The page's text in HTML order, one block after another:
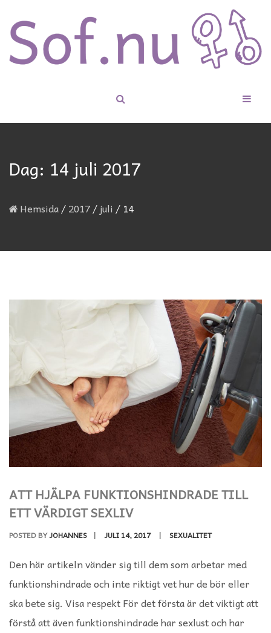
Dag: 14 juli 2017
Hemsida/2017/juli/ 14
ATT HJÄLPA FUNKTIONSHINDRADE TILL
ETT VÄRDIGT SEXLIV
POSTED BYJOHANNES | JULI 14, 2017 | SEXUALITET
Den här artikeln vänder sig till dem som arbetar med
funktionshindrade och inte riktigt vet hur de bör eller
ska bete sig. Visa respekt För det första är det viktigt att
förstå att även funktionshindrade har sexlust och har